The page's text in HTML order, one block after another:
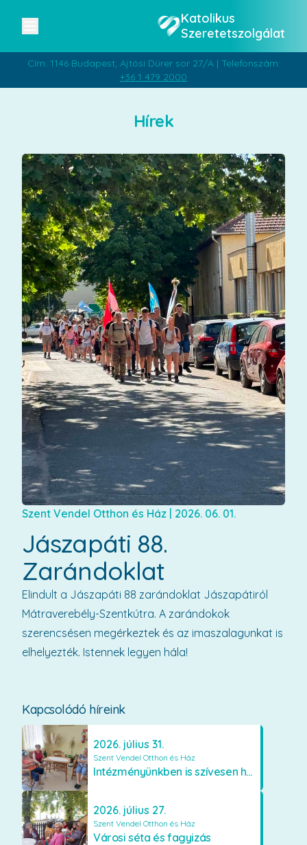
Katolikus
Szeretetszolgálat
Cím: 1146 Budapest, Ajtósi Dürer sor 27/A | Telefonszám:
+36 1 479 2000
Hírek
Kapcsolódó híreink
2026. július 31.
Szent Vendel Otthon és Ház
Intézményünkben is szívesen használják a VR szemüveget
2026. július 27.
Szent Vendel Otthon és Ház
Városi séta és fagyizás
Szent Vendel Otthon és Ház 2026. 06. 01.
Jászapáti 88.
Zarándoklat
Elindult a Jászapáti 88 zarándoklat Jászapátiról
Mátraverebély-Szentkútra. A zarándokok
szerencsésen megérkeztek és az imaszalagunkat is
elhelyezték. Istennek legyen hála!